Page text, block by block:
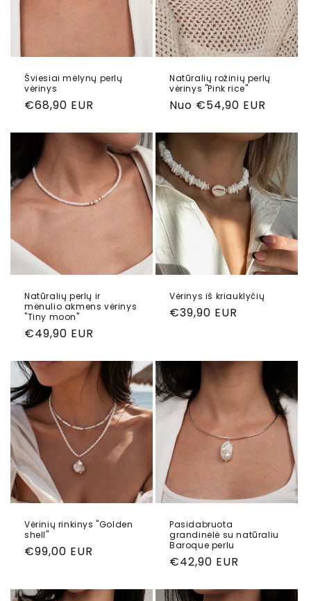
Šviesiai mėlynų perlų
vėrinys
Reguliari
€68,90 EUR
Natūralių rožinių perlų
vėrinys "Pink rice"
Reguliari
Nuo €54,90 EUR
Natūralių perlų ir
mėnulio akmens vėrinys
"Tiny moon"
Reguliari
€49,90 EUR
Vėrinys iš kriauklyčių
Reguliari
€39,90 EUR
Vėrinių rinkinys "Golden
shell"
Reguliari
€99,00 EUR
Pasidabruota
grandinėlė su natūraliu
Baroque perlu
Reguliari
€42,90 EUR